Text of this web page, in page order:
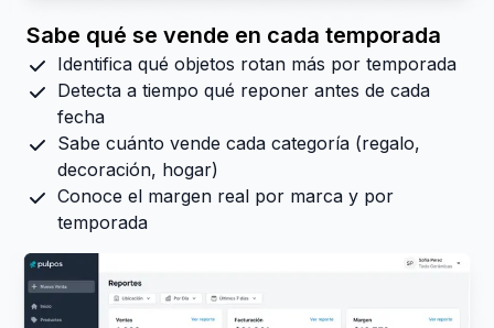
Sabe qué se vende en cada temporada
Identifica qué objetos rotan más por temporada
Detecta a tiempo qué reponer antes de cada
fecha
Sabe cuánto vende cada categoría (regalo,
decoración, hogar)
Conoce el margen real por marca y por
temporada